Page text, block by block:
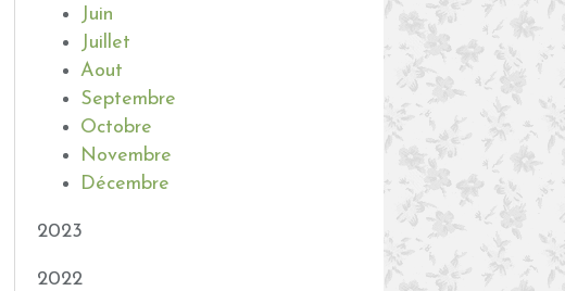
Juin
Juillet
Aout
Septembre
Octobre
Novembre
Décembre
2023
2022